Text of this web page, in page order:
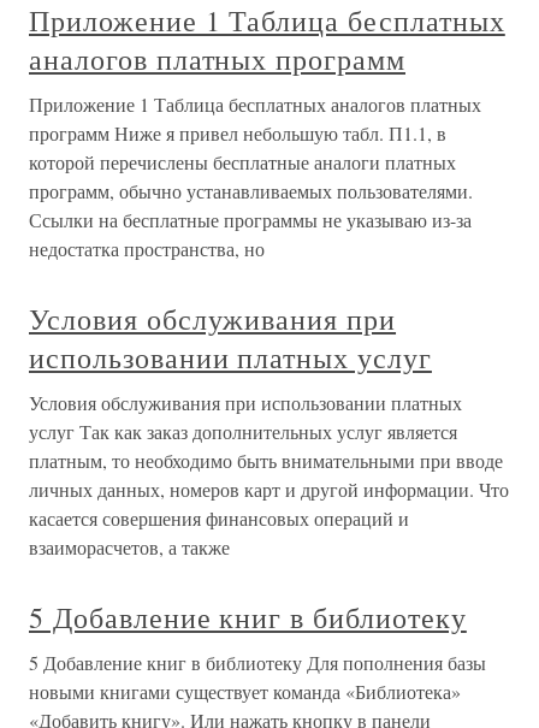
Приложение 1 Таблица бесплатных
аналогов платных программ
Приложение 1 Таблица бесплатных аналогов платных
программ Ниже я привел небольшую табл. П1.1, в
которой перечислены бесплатные аналоги платных
программ, обычно устанавливаемых пользователями.
Ссылки на бесплатные программы не указываю из-за
недостатка пространства, но
Условия обслуживания при
использовании платных услуг
Условия обслуживания при использовании платных
услуг Так как заказ дополнительных услуг является
платным, то необходимо быть внимательными при вводе
личных данных, номеров карт и другой информации. Что
касается совершения финансовых операций и
взаиморасчетов, а также
5 Добавление книг в библиотеку
5 Добавление книг в библиотеку Для пополнения базы
новыми книгами существует команда «Библиотека»
«Добавить книгу». Или нажать кнопку в панели